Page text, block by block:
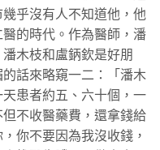
乎沒有人不知道他，他
的時代。作為醫師，潘
木枝和盧鈵欽是好朋
話來略窺一二：「潘木
患者約五、六十個，一
不收醫藥費，還拿錢給
你不要因為我沒收錢，